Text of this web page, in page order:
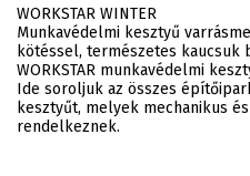
WORKSTAR WINTER
Munkavédelmi kesztyű
kötéssel, természetes
WORKSTAR munkavédelmi
Ide soroljuk az összes
kesztyűt, melyek mechanikus
rendelkeznek.